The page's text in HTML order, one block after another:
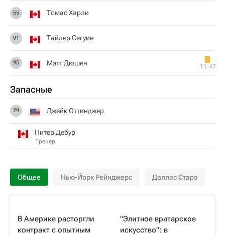
55 Томас Харли
91 Тайлер Сегуин
95 Мэтт Дюшен 11:47
Запасные
29 Джейк Оттинджер
Питер Дебур
Тренер
Общее Нью-Йорк Рейнджерс Даллас Старз
В Америке расторгли
контракт с опытным
"Элитное вратарское
искусство": в